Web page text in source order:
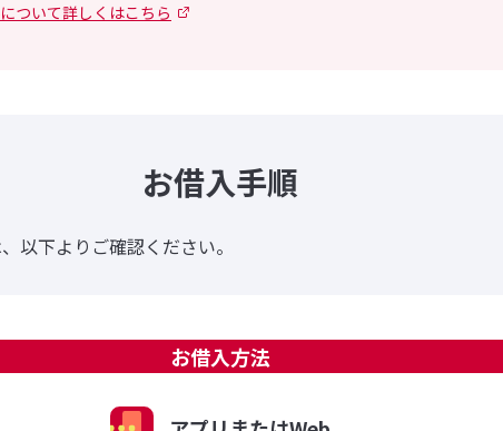
ついて詳しくはこちら
お借入手順
以下よりご確認ください。
お借入方法